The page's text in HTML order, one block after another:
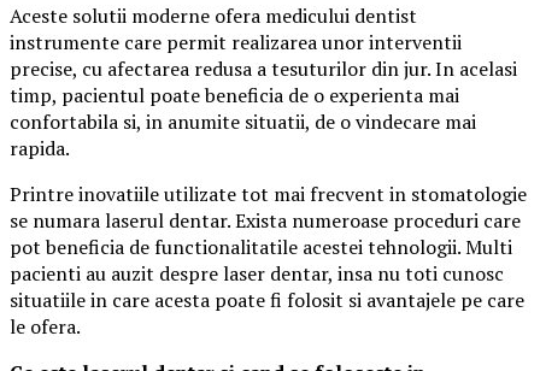
Aceste solutii moderne ofera medicului dentist
instrumente care permit realizarea unor interventii
precise, cu afectarea redusa a tesuturilor din jur. In acelasi
timp, pacientul poate beneficia de o experienta mai
confortabila si, in anumite situatii, de o vindecare mai
rapida.
Printre inovatiile utilizate tot mai frecvent in stomatologie
se numara laserul dentar. Exista numeroase proceduri care
pot beneficia de functionalitatile acestei tehnologii. Multi
pacienti au auzit despre laser dentar, insa nu toti cunosc
situatiile in care acesta poate fi folosit si avantajele pe care
le ofera.